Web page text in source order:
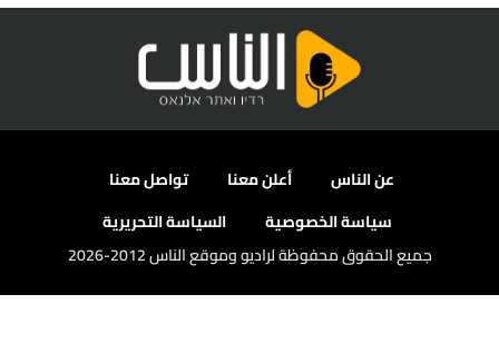
عن الناس أعلن معنا
تواصل معنا
سياسة الخصوصية
السياسة التحريرية
جميع الحقوق محفوظة لراديو وموقع الناس 2012-2026